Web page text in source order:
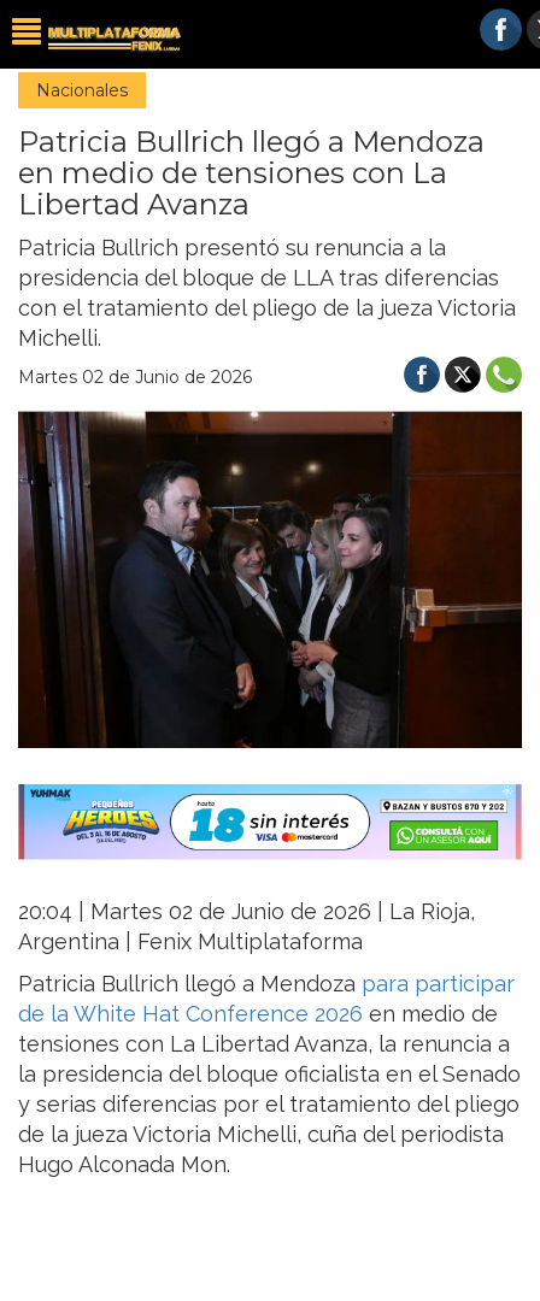
Nacionales
Patricia Bullrich llegó a Mendoza
en medio de tensiones con La
Libertad Avanza
Patricia Bullrich presentó su renuncia a la
presidencia del bloque de LLA tras diferencias
con el tratamiento del pliego de la jueza Victoria
Michelli.
Martes 02 de Junio de 2026
20:04 | Martes 02 de Junio de 2026 | La Rioja,
Argentina | Fenix Multiplataforma
Patricia Bullrich llegó a Mendoza para participar
de la White Hat Conference 2026 en medio de
tensiones con La Libertad Avanza, la renuncia a
la presidencia del bloque oficialista en el Senado
y serias diferencias por el tratamiento del pliego
de la jueza Victoria Michelli, cuña del periodista
Hugo Alconada Mon.